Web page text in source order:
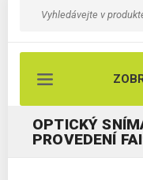
OPTICKÝ
PROVEDENÍ